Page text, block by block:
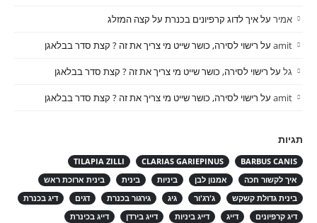
אמיר עלאיך לדוג קרפיונים בכנרת על קצה המזלג
amit על רישוי לסירה, כושר שייט מי צריך את זה ? קצת סדר בבלאגן
גל על רישוי לסירה, כושר שייט מי צריך את זה ? קצת סדר בבלאגן
amit על רישוי לסירה, כושר שייט מי צריך את זה ? קצת סדר בבלאגן
תגיות
BARBUS CANIS
CLARIAS GARIEPINUS
TILAPIA ZILLI
איך לקשור חכה
אמנון לבן ביניות בינית
בינית ארוכת ראש
בינית גדולת קשקש
ג'רג'ור גיג גירגור בכנרת דגים
דיג בכנרת
דיג קרפיונים
דייג דייג ביניות דייג בירדן דייג בכינרת